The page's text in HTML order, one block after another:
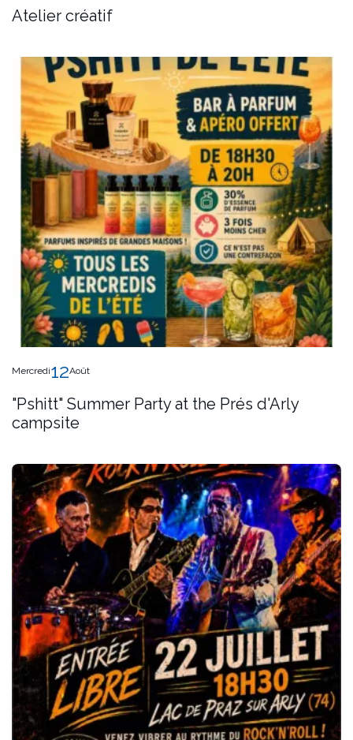
Atelier créatif
Mercredi12Août
"Pshitt" Summer Party at the Prés d'Arly
campsite